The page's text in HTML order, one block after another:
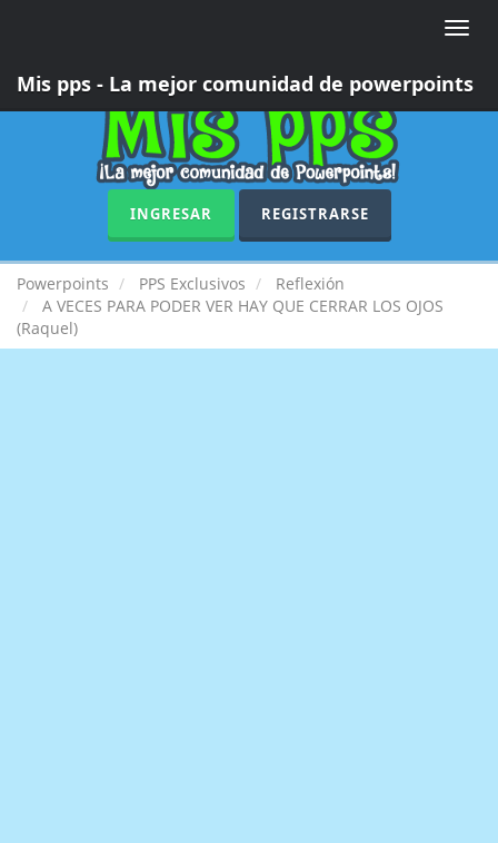
Toggle
Mis pps - La mejor comunidad de powerpoints
INGRESAR REGISTRARSE
Powerpoints PPS Exclusivos
Reflexión
A VECES PARA PODER VER HAY QUE CERRAR LOS OJOS
(Raquel)